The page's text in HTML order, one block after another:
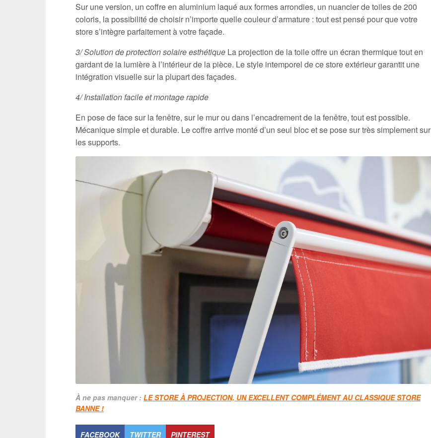
Sur une version, un coffre en aluminium laqué aux formes arrondies, un nuancier de toiles de 200
coloris, la possibilité de choisir n’importe quelle couleur d’armature : tout est pensé pour que votre
store s’intègre parfaitement à votre façade.
3/ Solution de protection solaire esthétique La projection de la toile offre un écran thermique tout en
gardant de la lumière à l’intérieur de la pièce. Le style intemporel de ce store extérieur garantit une
intégration visuelle sur la plupart des façades.
4/ Installation facile et montage rapide
En pose de face sur la fenêtre, sur le mur ou dans l’encadrement de la fenêtre, tout est possible.
Mécanique simple et durable. Le coffre arrive monté d’un seul bloc et se pose sur très simplement sur
les supports.
À ne pas manquer : LE STORE À PROJECTION, UN EXCELLENT COMPLÉMENT AU CLASSIQUE STORE
BANNE !
FACEBOOK TWITTER PINTEREST